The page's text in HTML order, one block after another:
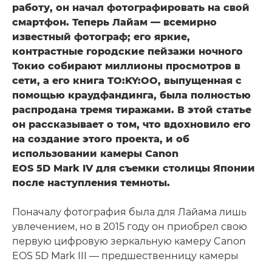
работу, он начал фотографировать на свой
смартфон. Теперь Лайам — всемирно
известный фотограф; его яркие,
контрастные городские пейзажи ночного
Токио собирают миллионы просмотров в
сети, а его книга TO:KY:OO, выпущенная с
помощью краудфандинга, была полностью
распродана тремя тиражами. В этой статье
он рассказывает о том, что вдохновило его
на создание этого проекта, и об
использовании камеры Canon
EOS 5D Mark IV для съемки столицы Японии
после наступления темноты.
Поначалу фотография была для Лайама лишь
увлечением, но в 2015 году он приобрел свою
первую цифровую зеркальную камеру Canon
EOS 5D Mark III — предшественницу камеры